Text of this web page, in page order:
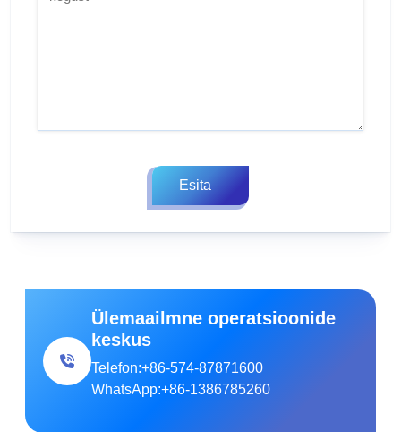
Ülemaailmne operatsioonide
keskus
Telefon:+86-574-87871600
WhatsApp:+86-1386785260